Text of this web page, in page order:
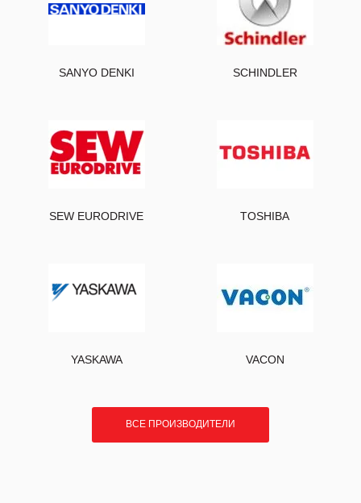
SANYO DENKI SCHINDLER
SEW EURODRIVE TOSHIBA
YASKAWA VACON
ВСЕ ПРОИЗВОДИТЕЛИ